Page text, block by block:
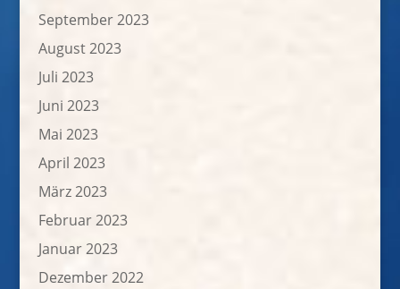
September 2023
August 2023
Juli 2023
Juni 2023
Mai 2023
April 2023
März 2023
Februar 2023
Januar 2023
Dezember 2022